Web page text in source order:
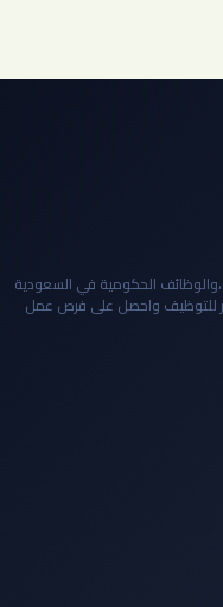
الحكومية في السعودية
للتوظيف واحصل على فرص عمل